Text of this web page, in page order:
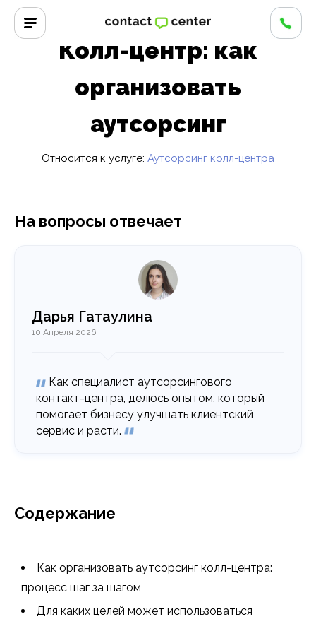
Главная
Колл-центр: как организовать
аутсорсинг
Колл-центр: как
организовать
аутсорсинг
Относится к услуге: Аутсорсинг колл-центра
На вопросы отвечает
Дарья Гатаулина
10 Апреля 2026
Как специалист аутсорсингового
контакт-центра, делюсь опытом, который
помогает бизнесу улучшать клиентский
сервис и расти.
Содержание
Как организовать аутсорсинг колл-центра:
процесс шаг за шагом
Для каких целей может использоваться